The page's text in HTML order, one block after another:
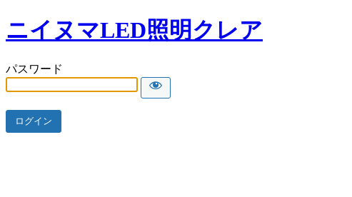
ニイヌマLED照明クレア
パスワード